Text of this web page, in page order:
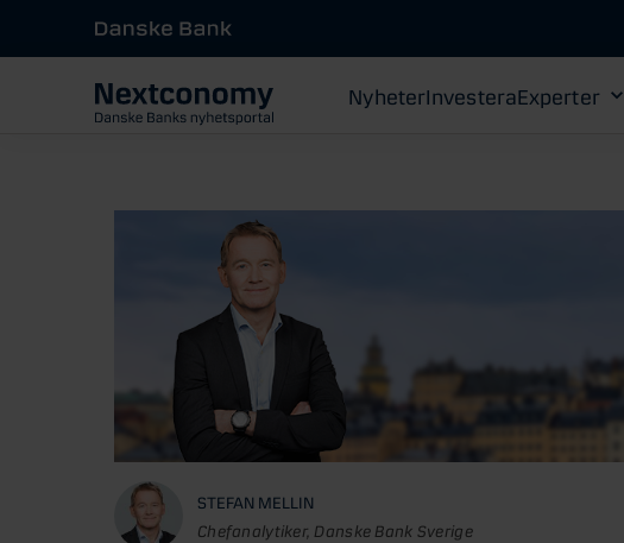
NyheterInvesteraExperter
STEFAN MELLIN
Chefanalytiker, Danske Bank Sverige